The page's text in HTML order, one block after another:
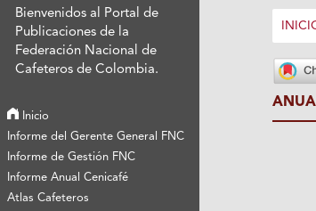
Bienvenidos al Portal de
Publicaciones de la
Federación Nacional de
Cafeteros de Colombia.
Inicio
Informe del Gerente General FNC
Informe de Gestión FNC
Informe Anual Cenicafé
Atlas Cafeteros